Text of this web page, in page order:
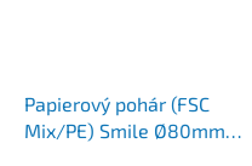
Papierový pohár (FSC
Mix/PE) Smile Ø80mm